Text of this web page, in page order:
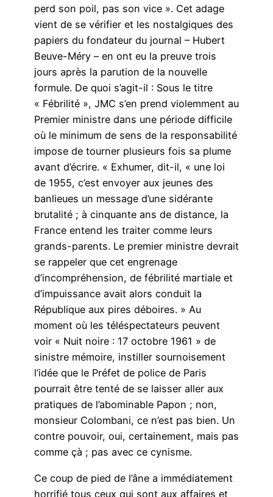
perd son poil, pas son vice ». Cet adage
vient de se vérifier et les nostalgiques des
papiers du fondateur du journal – Hubert
Beuve-Méry – en ont eu la preuve trois
jours après la parution de la nouvelle
formule. De quoi s’agit-il : Sous le titre
« Fébrilité », JMC s’en prend violemment au
Premier ministre dans une période difficile
où le minimum de sens de la responsabilité
impose de tourner plusieurs fois sa plume
avant d’écrire. « Exhumer, dit-il, « une loi
de 1955, c’est envoyer aux jeunes des
banlieues un message d’une sidérante
brutalité ; à cinquante ans de distance, la
France entend les traiter comme leurs
grands-parents. Le premier ministre devrait
se rappeler que cet engrenage
d’incompréhension, de fébrilité martiale et
d’impuissance avait alors conduit la
République aux pires déboires. » Au
moment où les téléspectateurs peuvent
voir « Nuit noire : 17 octobre 1961 » de
sinistre mémoire, instiller sournoisement
l’idée que le Préfet de police de Paris
pourrait être tenté de se laisser aller aux
pratiques de l’abominable Papon ; non,
monsieur Colombani, ce n’est pas bien. Un
contre pouvoir, oui, certainement, mais pas
comme çà ; pas avec ce cynisme.
Ce coup de pied de l’âne a immédiatement
horrifié tous ceux qui sont aux affaires et